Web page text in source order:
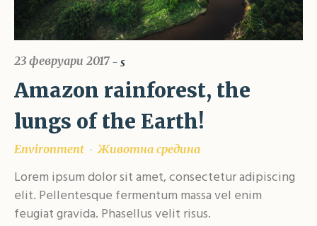
23 февруари 2017 s
Amazon rainforest, the
lungs of the Earth!
Environment Животна средина
Lorem ipsum dolor sit amet, consectetur adipiscing
elit. Pellentesque fermentum massa vel enim
feugiat gravida. Phasellus velit risus.